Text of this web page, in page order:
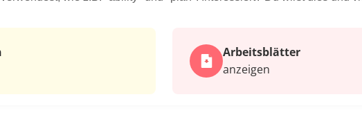
Arbeits­blätter
anzeigen